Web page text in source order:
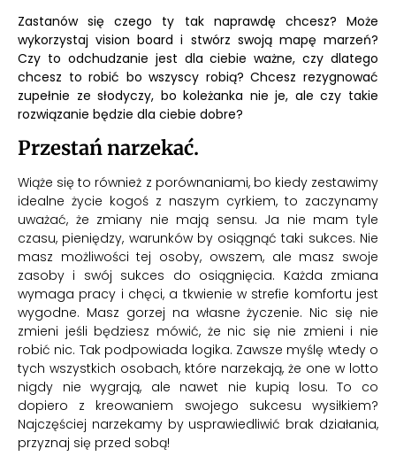
Zastanów się czego ty tak naprawdę chcesz? Może
wykorzystaj vision board i stwórz swoją mapę marzeń?
Czy to odchudzanie jest dla ciebie ważne, czy dlatego
chcesz to robić bo wszyscy robią? Chcesz rezygnować
zupełnie ze słodyczy, bo koleżanka nie je, ale czy takie
rozwiązanie będzie dla ciebie dobre?
Przestań narzekać.
Wiąże się to również z porównaniami, bo kiedy zestawimy
idealne życie kogoś z naszym cyrkiem, to zaczynamy
uważać, że zmiany nie mają sensu. Ja nie mam tyle
czasu, pieniędzy, warunków by osiągnąć taki sukces. Nie
masz możliwości tej osoby, owszem, ale masz swoje
zasoby i swój sukces do osiągnięcia. Każda zmiana
wymaga pracy i chęci, a tkwienie w strefie komfortu jest
wygodne. Masz gorzej na własne życzenie. Nic się nie
zmieni jeśli będziesz mówić, że nic się nie zmieni i nie
robić nic. Tak podpowiada logika. Zawsze myślę wtedy o
tych wszystkich osobach, które narzekają, że one w lotto
nigdy nie wygrają, ale nawet nie kupią losu. To co
dopiero z kreowaniem swojego sukcesu wysiłkiem?
Najczęściej narzekamy by usprawiedliwić brak działania,
przyznaj się przed sobą!